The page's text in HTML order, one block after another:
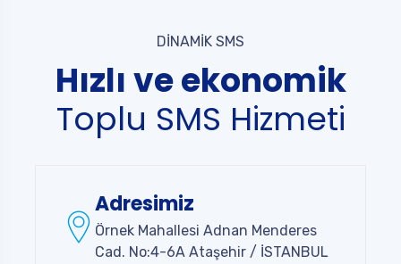
DİNAMİK SMS
Hızlı ve ekonomik
Toplu SMS Hizmeti
Adresimiz
Örnek Mahallesi Adnan Menderes
Cad. No:4-6A Ataşehir / İSTANBUL